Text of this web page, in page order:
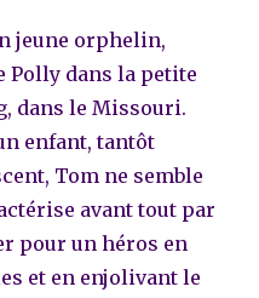
jeune orphelin,
Polly dans la petite
dans le Missouri.
enfant, tantôt
Tom ne semble
avant tout par
pour un héros en
et en enjolivant le